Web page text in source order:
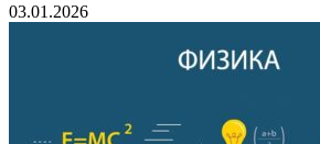
03.01.2026